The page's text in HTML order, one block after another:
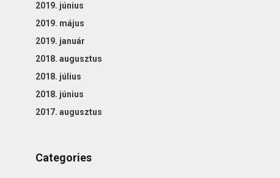
2019. június
2019. május
2019. január
2018. augusztus
2018. július
2018. június
2017. augusztus
Categories